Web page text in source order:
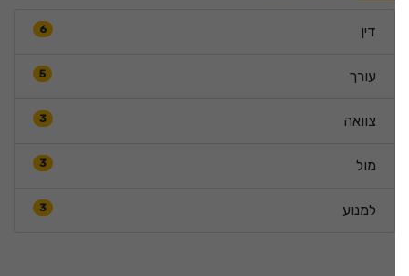
דין
עורך
צוואה
מול
למנוע